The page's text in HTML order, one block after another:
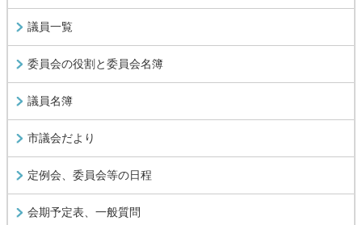
議員一覧
委員会の役割と委員会名簿
議員名簿
市議会だより
定例会、委員会等の日程
会期予定表、一般質問